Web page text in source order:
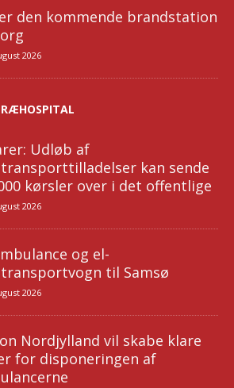
den kommende brandstation
2026
Udløb af
kan sende
kørsler over i det offentlige
2026
og el-
til Samsø
2026
Nordjylland vil skabe klare
for disponeringen af